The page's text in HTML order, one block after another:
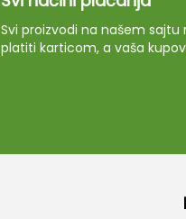
Svi proizvodi na našem sajtu
platiti karticom, a vaša